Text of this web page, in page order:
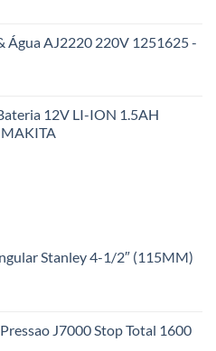
Água AJ2220 220V 1251625 -
12V LI-ION 1.5AH
Stanley 4-1/2″ (115MM)
J7000 Stop Total 1600